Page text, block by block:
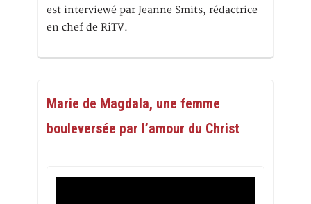
est interviewé par Jeanne Smits, rédactrice
en chef de RiTV.
Marie de Magdala, une femme
bouleversée par l’amour du Christ